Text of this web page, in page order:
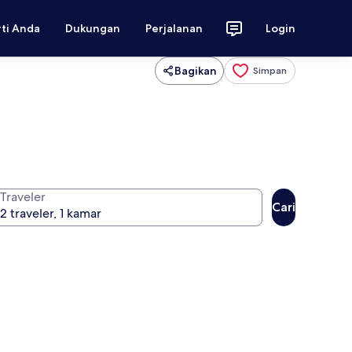
Anda Dukungan Perjalanan Login
Bagikan Simpan
Traveler
Cari